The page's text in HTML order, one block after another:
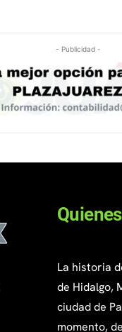
- Publicidad -
La historia
de Hidalgo,
ciudad de
momento,